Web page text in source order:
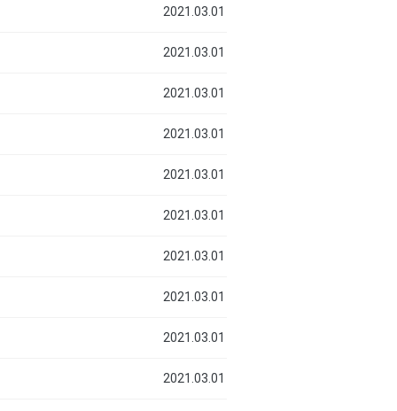
2021.03.01
2021.03.01
2021.03.01
2021.03.01
2021.03.01
2021.03.01
2021.03.01
2021.03.01
2021.03.01
2021.03.01